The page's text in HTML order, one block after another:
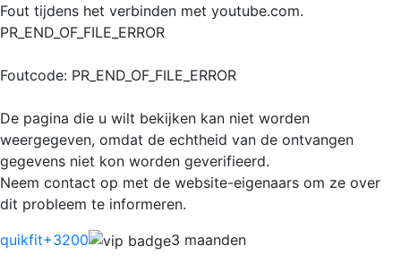
Fout tijdens het verbinden met youtube.com.
PR_END_OF_FILE_ERROR
Foutcode: PR_END_OF_FILE_ERROR
De pagina die u wilt bekijken kan niet worden
weergegeven, omdat de echtheid van de ontvangen
gegevens niet kon worden geverifieerd.
Neem contact op met de website-eigenaars om ze over
dit probleem te informeren.
quikfit+3200
3 maanden